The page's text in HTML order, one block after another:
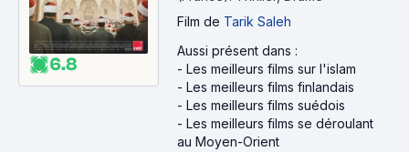
6.8
Film de Tarik Saleh
Aussi présent dans :
- Les meilleurs films sur l'islam
- Les meilleurs films finlandais
- Les meilleurs films suédois
- Les meilleurs films se déroulant
au Moyen-Orient